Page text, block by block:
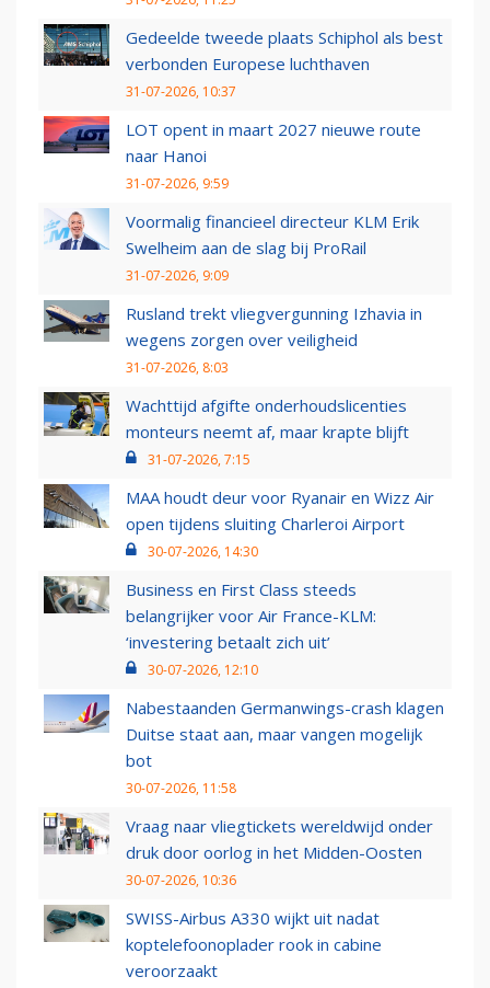
Gedeelde tweede plaats Schiphol als best
verbonden Europese luchthaven
31-07-2026, 10:37
LOT opent in maart 2027 nieuwe route
naar Hanoi
31-07-2026, 9:59
Voormalig financieel directeur KLM Erik
Swelheim aan de slag bij ProRail
31-07-2026, 9:09
Rusland trekt vliegvergunning Izhavia in
wegens zorgen over veiligheid
31-07-2026, 8:03
Wachttijd afgifte onderhoudslicenties
monteurs neemt af, maar krapte blijft
31-07-2026, 7:15
MAA houdt deur voor Ryanair en Wizz Air
open tijdens sluiting Charleroi Airport
30-07-2026, 14:30
Business en First Class steeds
belangrijker voor Air France-KLM:
‘investering betaalt zich uit’
30-07-2026, 12:10
Nabestaanden Germanwings-crash klagen
Duitse staat aan, maar vangen mogelijk
bot
30-07-2026, 11:58
Vraag naar vliegtickets wereldwijd onder
druk door oorlog in het Midden-Oosten
30-07-2026, 10:36
SWISS-Airbus A330 wijkt uit nadat
koptelefoonoplader rook in cabine
veroorzaakt